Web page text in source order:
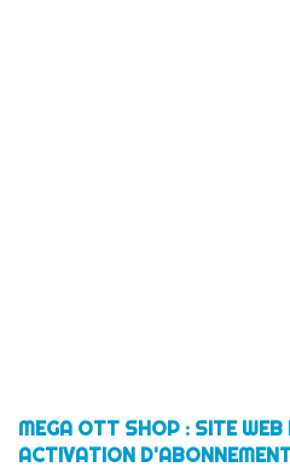
MEGA OTT SHOP : SITE WEB
ACTIVATION